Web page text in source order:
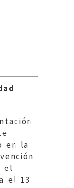
en la
el
el 13